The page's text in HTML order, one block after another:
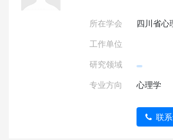
所在学会
四川省心
工作单位
研究领域
专业方向
心理学
联